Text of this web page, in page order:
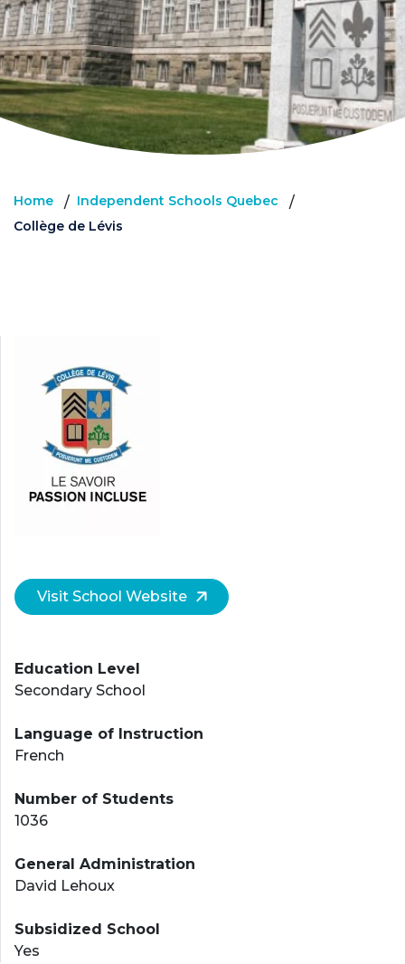
Home / Independent Schools Quebec /
Collège de Lévis
Visit School Website
Education Level
Secondary School
Language of Instruction
French
Number of Students
1036
General Administration
David Lehoux
Subsidized School
Yes